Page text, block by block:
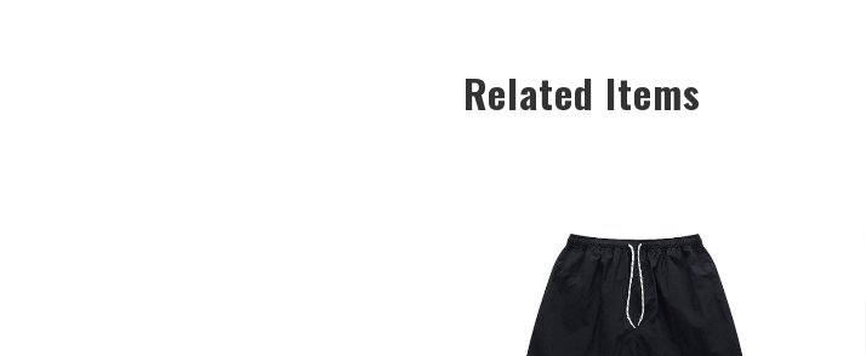
Related Items